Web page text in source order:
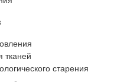
тканей
старения